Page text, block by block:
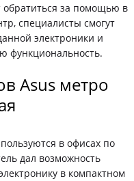
обратиться за помощью в
специалисты смогут
электроники и
функциональность.
Asus метро
в офисах по
дал возможность
в компактном